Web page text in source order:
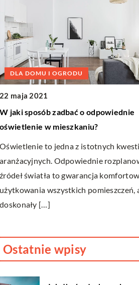
DLA DOMU I OGRODU
22 maja 2021
W jaki sposób zadbać o odpowiednie
oświetlenie w mieszkaniu?
Oświetlenie to jedna z istotnych
aranżacyjnych. Odpowiednie
źródeł światła to gwarancja
użytkowania wszystkich pomieszczeń,
doskonały […]
Ostatnie wpisy